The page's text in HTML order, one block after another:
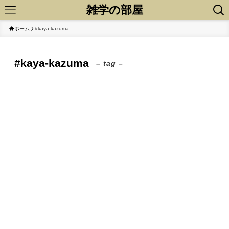
雑学の部屋
ホーム #kaya-kazuma
#kaya-kazuma – tag –